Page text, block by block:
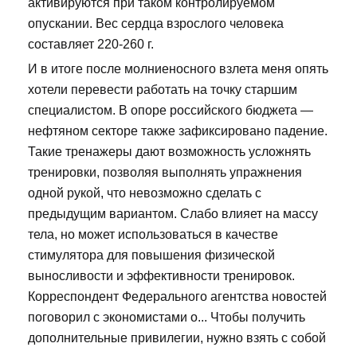
активируются при таком контролируемом
опускании. Вес сердца взрослого человека
составляет 220-260 г.
И в итоге после молниеносного взлета меня опять
хотели перевести работать на точку старшим
специалистом. В опоре российского бюджета —
нефтяном секторе также зафиксировано падение.
Такие тренажеры дают возможность усложнять
тренировки, позволяя выполнять упражнения
одной рукой, что невозможно сделать с
предыдущим вариантом. Слабо влияет на массу
тела, но может использоваться в качестве
стимулятора для повышения физической
выносливости и эффективности тренировок.
Корреспондент Федерального агентства новостей
поговорил с экономистами о... Чтобы получить
дополнительные привилегии, нужно взять с собой